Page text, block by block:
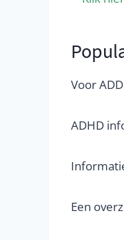
Voor
ADHD
Een